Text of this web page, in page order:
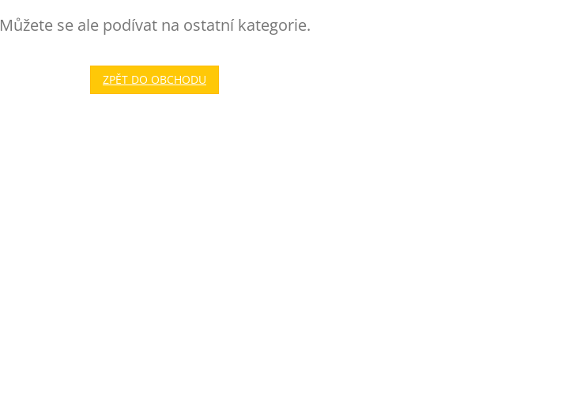
Můžete se ale podívat na ostatní kategorie.
ZPĚT DO OBCHODU